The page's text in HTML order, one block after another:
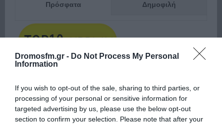
Dromosfm.gr - Do Not Process My Personal
Information
If you wish to opt-out of the sale, sharing to third parties, or
processing of your personal or sensitive information for
targeted advertising by us, please use the below opt-out
section to confirm your selection. Please note that after your
Πρόσφατα Δημοφιλή